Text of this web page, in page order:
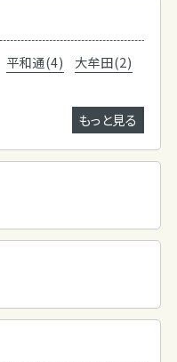
平和通(4)
大牟田(2)
もっと見る